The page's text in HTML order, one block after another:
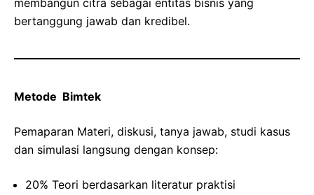
membangun citra sebagai entitas bisnis yang
bertanggung jawab dan kredibel.
Metode Bimtek
Pemaparan Materi, diskusi, tanya jawab, studi kasus
dan simulasi langsung dengan konsep:
20% Teori berdasarkan literatur praktisi